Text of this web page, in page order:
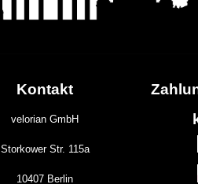
Kontakt
velorian GmbH
Storkower Str. 115a
10407 Berlin